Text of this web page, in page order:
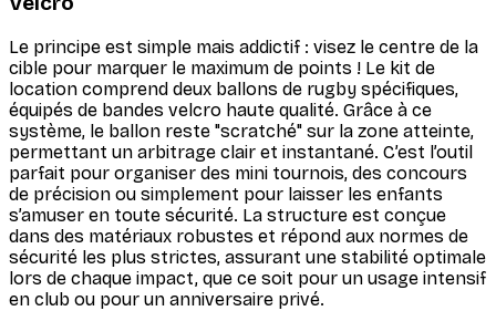
Le principe est simple mais addictif : visez le centre de la
cible pour marquer le maximum de points ! Le kit de
location comprend deux ballons de rugby spécifiques,
équipés de bandes velcro haute qualité. Grâce à ce
système, le ballon reste "scratché" sur la zone atteinte,
permettant un arbitrage clair et instantané. C’est l’outil
parfait pour organiser des mini tournois, des concours
de précision ou simplement pour laisser les enfants
s’amuser en toute sécurité. La structure est conçue
dans des matériaux robustes et répond aux normes de
sécurité les plus strictes, assurant une stabilité optimale
lors de chaque impact, que ce soit pour un usage intensif
en club ou pour un anniversaire privé.